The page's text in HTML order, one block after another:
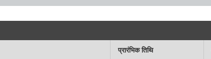
प्रारंभिक तिथि